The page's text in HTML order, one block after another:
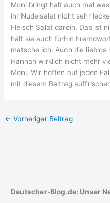
Moni bringt halt auch mal
ihr Nudelsalat nicht sehr
Fleisch Salat darein. Das ist
hält sie auch fürEin
matsche ich. Auch die lieblos
Hannah wirklich nicht mehr
Moni. Wir hoffen auf jeden
mit diesem Beitrag
← Vorheriger Beitrag
Deutscher-Blog.de: Unser